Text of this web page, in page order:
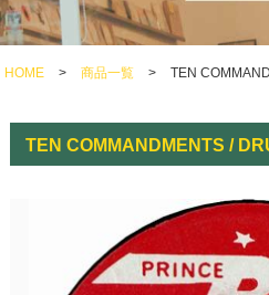
HOME > 商品一覧 > TEN
TEN COMMANDMENTS /